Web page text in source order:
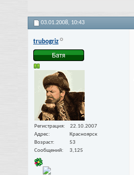
03.01.2008, 10:43
trubogriz
Регистрация
22.10.2007
Адрес
Красноярск
Возраст
53
Сообщений
3,125